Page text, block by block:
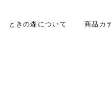
ときの森について 商品カ